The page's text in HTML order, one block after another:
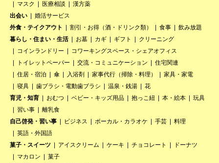
マスク
医療相談
漢方薬
出会い
婚活サービス
外食・テイクアウト
割引・お得（酒・ドリンク類） 食事
飲み放題
暮らし・住まい・生活
お墓 カギ ギフト
クリーニング
コインランドリー
コワーキングスペース・シェアオフィス
トイレットペーパー
交流・コミュニケーション
住宅関連
住居・宿泊
傘 入浴剤 家事代行（掃除・料理）
家具・家電
寝具
歯ブラシ・電動歯ブラシ 温泉・銭湯
花
育児・知育
おむつ ベビー・キッズ用品 抱っこ紐 本・絵本
玩具
習い事
離乳食
自己啓発・習い事
ビジネス ボーカル・カラオケ 手芸
料理
英語・外国語
菓子・スイーツ
アイスクリーム ケーキ チョコレート
ドーナツ
マカロン
菓子